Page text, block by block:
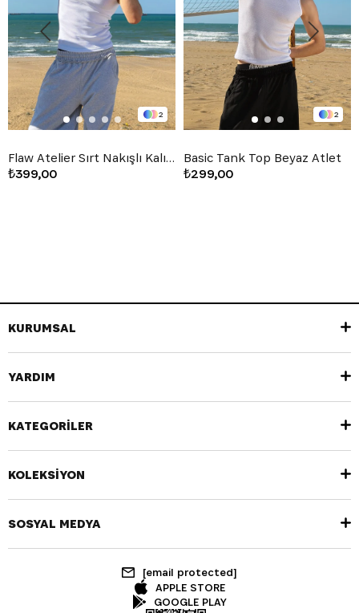
2
Flaw Atelier Sırt Nakışlı Kalın Kumaş Top Tank Atlet
₺399,00
2
Basic Tank Top Beyaz Atlet
₺299,00
KURUMSAL
YARDIM
KATEGORİLER
KOLEKSİYON
SOSYAL MEDYA
[email protected]
APPLE STORE
GOOGLE PLAY